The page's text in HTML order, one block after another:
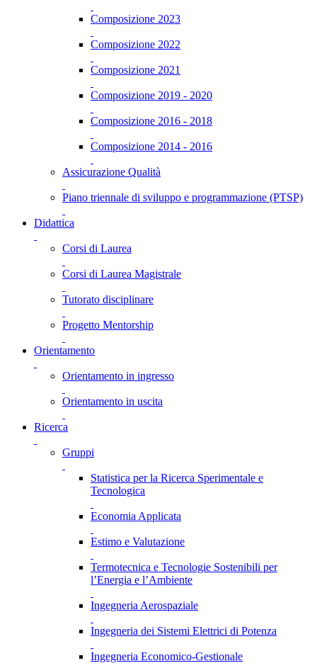
Composizione 2023
Composizione 2022
Composizione 2021
Composizione 2019 - 2020
Composizione 2016 - 2018
Composizione 2014 - 2016
Assicurazione Qualità
Piano triennale di sviluppo e programmazione (PTSP)
Didattica
Corsi di Laurea
Corsi di Laurea Magistrale
Tutorato disciplinare
Progetto Mentorship
Orientamento
Orientamento in ingresso
Orientamento in uscita
Ricerca
Gruppi
Statistica per la Ricerca Sperimentale e
Tecnologica
Economia Applicata
Estimo e Valutazione
Termotecnica e Tecnologie Sostenibili per
l’Energia e l’Ambiente
Ingegneria Aerospaziale
Ingegneria dei Sistemi Elettrici di Potenza
Ingegneria Economico-Gestionale